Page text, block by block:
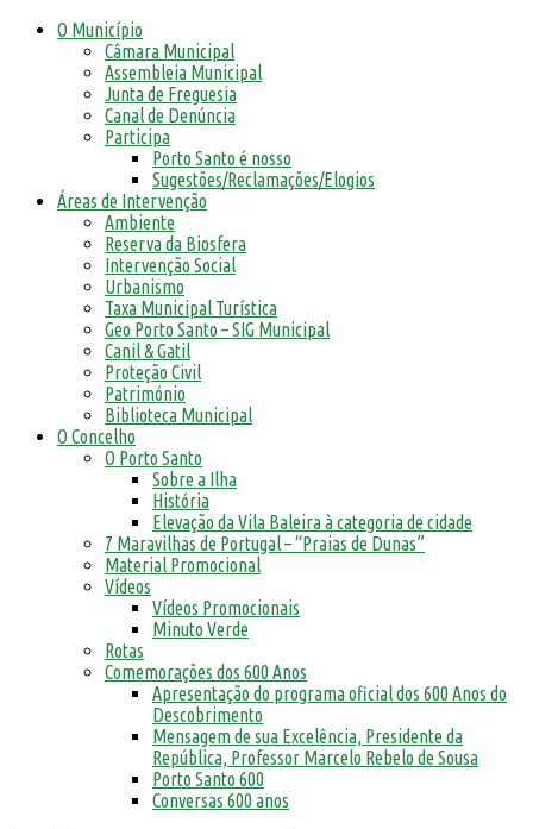
O Município
Câmara Municipal
Assembleia Municipal
Junta de Freguesia
Canal de Denúncia
Participa
Porto Santo é nosso
Sugestões/Reclamações/Elogios
Áreas de Intervenção
Ambiente
Reserva da Biosfera
Intervenção Social
Urbanismo
Taxa Municipal Turística
Geo Porto Santo – SIG Municipal
Canil & Gatil
Proteção Civil
Património
Biblioteca Municipal
O Concelho
O Porto Santo
Sobre a Ilha
História
Elevação da Vila Baleira à categoria de cidade
7 Maravilhas de Portugal – “Praias de Dunas”
Material Promocional
Vídeos
Vídeos Promocionais
Minuto Verde
Rotas
Comemorações dos 600 Anos
Apresentação do programa oficial dos 600 Anos do
Descobrimento
Mensagem de sua Excelência, Presidente da
República, Professor Marcelo Rebelo de Sousa
Porto Santo 600
Conversas 600 anos